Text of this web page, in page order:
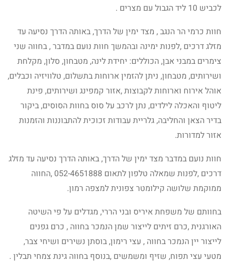
לכביש 10 ליד הגבול עם מצרים .
חוות כרמי הר הנגב , מצד ימין של הדרך, באותה הדרך נסיעה עד
מזלג דרכים ,לפנות ימינה ובהמשך חוות נועם במדבר , בחווה שני
צימרים במבני אבן, הכוללים: יחידת לינה, מטבחון, סלון, מקלחת
ושירותים, מטבחון, ניתן להזמין ארוחות בתשלום, טלוויזיה וכבלים,
אוהל אירוח וארוחות לקבוצות ,אזור קמפינג ושירותים, פינת
ליטוף והאכלה לילדים, נתן לרכב על סוס בחוות הסוסים, ביקור
בדיר הצאן והחליבה, גלריית עבודות זכוכית להתבוננות והזמנות
אזור למדורות.
חוות נועם במדבר מצד ימין של הדרך, באותה הדרך נסיעה עד מזלג
דרכים ,לפנות שמאלה טלפון לתאום 052-4651888 ,החווה
ממוקמת שלושה קילומטר צפונית למצפה רמון.
בחוותם של משפחת איריס ובני הררי, מגדלים על פי השיטה
האורגנית ,כרם זיתים לייצור שמן הנמכר בחווה , כרם גפנים
לייצור יין הנמכר בחווה , עצי רימון, בוסתן נשירים ושיחי צבר,
מטעי עצי תפוח, שזיף ומשמשים ,בנוסף בחווה גינת צמחי תבלין .